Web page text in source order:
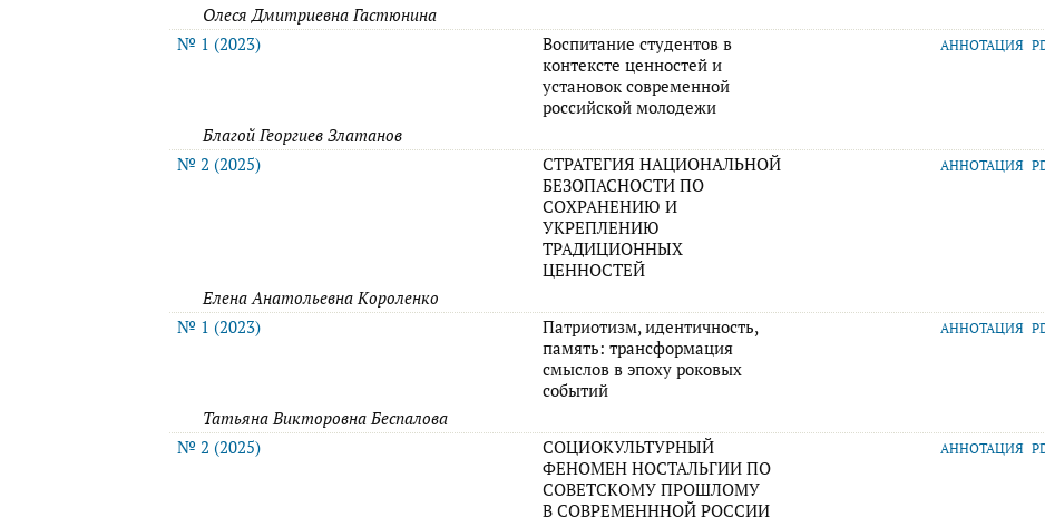
Олеся Дмитриевна Гастюнина
№ 1 (2023)
Воспитание студентов в
контексте ценностей и
установок современной
российской молодежи
АННОТАЦИЯ
Благой Георгиев Златанов
№ 2 (2025)
СТРАТЕГИЯ НАЦИОНАЛЬНОЙ
БЕЗОПАСНОСТИ ПО
СОХРАНЕНИЮ И
УКРЕПЛЕНИЮ
ТРАДИЦИОННЫХ
ЦЕННОСТЕЙ
АННОТАЦИЯ
Елена Анатольевна Короленко
№ 1 (2023)
Патриотизм, идентичность,
память: трансформация
смыслов в эпоху роковых
событий
АННОТАЦИЯ
Татьяна Викторовна Беспалова
№ 2 (2025)
СОЦИОКУЛЬТУРНЫЙ
ФЕНОМЕН НОСТАЛЬГИИ ПО
СОВЕТСКОМУ ПРОШЛОМУ
В СОВРЕМЕНННОЙ РОССИИ
АННОТАЦИЯ